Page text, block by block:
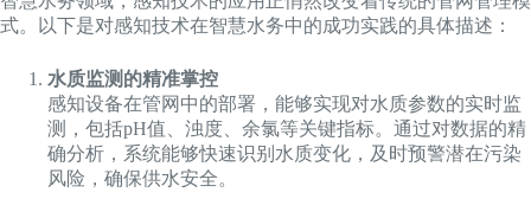
式。以下是对感知技术在智慧水务中的成功实践的具体描述：
水质监测的精准掌控
感知设备在管网中的部署，能够实现对水质参数的实时监
测，包括pH值、浊度、余氯等关键指标。通过对数据的精
确分析，系统能够快速识别水质变化，及时预警潜在污染
风险，确保供水安全。